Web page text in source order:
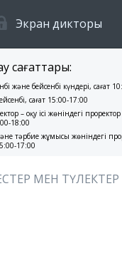
Экран дикторы
сағаттары:
және бейсенбі күндері, сағат
сағат 15:00-17:00
– оқу ісі жөніндегі
18:00
тәрбие жұмысы жөніндегі
17:00
МЕН ТҮЛЕКТЕР